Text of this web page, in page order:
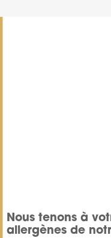
Nous tenons à
allergènes de